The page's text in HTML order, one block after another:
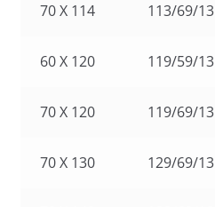
70 X 114 113/69/13
60 X 120 119/59/13
70 X 120 119/69/13
70 X 130 129/69/13